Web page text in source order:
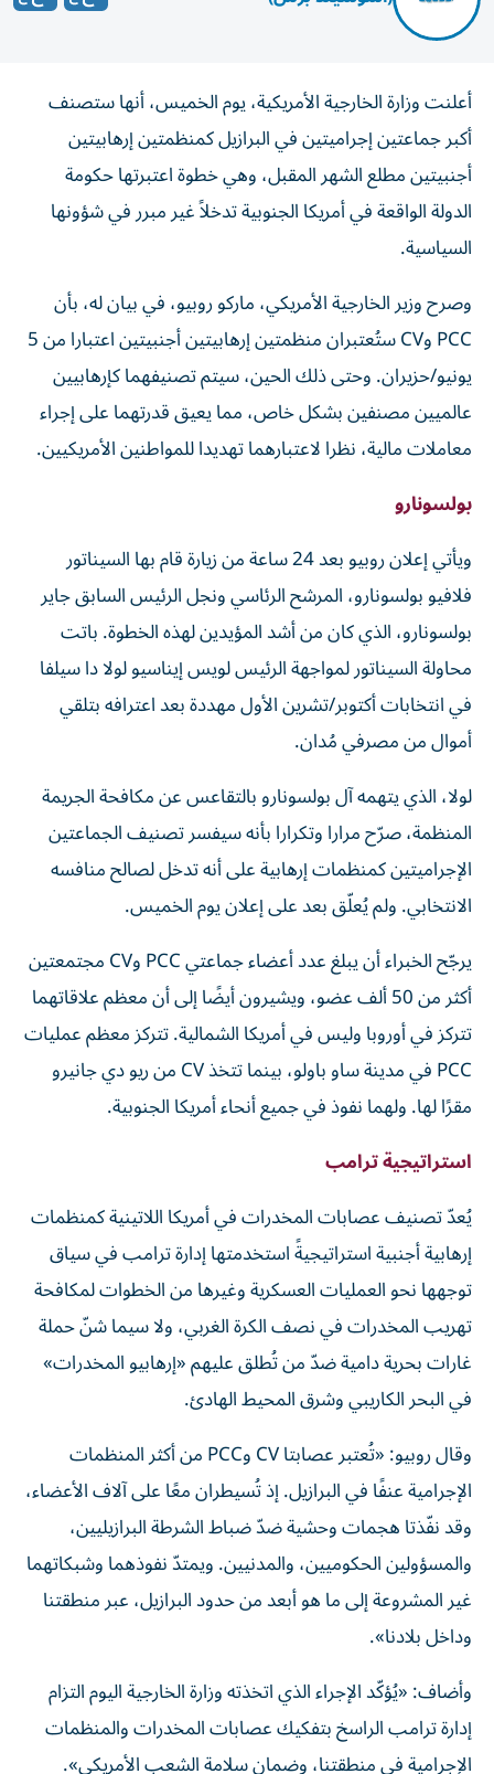
أعلنت وزارة الخارجية الأمريكية، يوم الخميس، أنها ستصنف
أكبر جماعتين إجراميتين في البرازيل كمنظمتين إرهابيتين
أجنبيتين مطلع الشهر المقبل، وهي خطوة اعتبرتها حكومة
الدولة الواقعة في أمريكا الجنوبية تدخلاً غير مبرر في شؤونها
السياسية.
وصرح وزير الخارجية الأمريكي، ماركو روبيو، في بيان له، بأن
PCC وCV ستُعتبران منظمتين إرهابيتين أجنبيتين اعتبارا من 5
يونيو/حزيران. وحتى ذلك الحين، سيتم تصنيفهما كإرهابيين
عالميين مصنفين بشكل خاص، مما يعيق قدرتهما على إجراء
معاملات مالية، نظرا لاعتبارهما تهديدا للمواطنين الأمريكيين.
بولسونارو
ويأتي إعلان روبيو بعد 24 ساعة من زيارة قام بها السيناتور
فلافيو بولسونارو، المرشح الرئاسي ونجل الرئيس السابق جاير
بولسونارو، الذي كان من أشد المؤيدين لهذه الخطوة. باتت
محاولة السيناتور لمواجهة الرئيس لويس إيناسيو لولا دا سيلفا
في انتخابات أكتوبر/تشرين الأول مهددة بعد اعترافه بتلقي
أموال من مصرفي مُدان.
لولا، الذي يتهمه آل بولسونارو بالتقاعس عن مكافحة الجريمة
المنظمة، صرّح مرارا وتكرارا بأنه سيفسر تصنيف الجماعتين
الإجراميتين كمنظمات إرهابية على أنه تدخل لصالح منافسه
الانتخابي. ولم يُعلّق بعد على إعلان يوم الخميس.
يرجّح الخبراء أن يبلغ عدد أعضاء جماعتي PCC وCV مجتمعتين
أكثر من 50 ألف عضو، ويشيرون أيضًا إلى أن معظم علاقاتهما
تتركز في أوروبا وليس في أمريكا الشمالية. تتركز معظم عمليات
PCC في مدينة ساو باولو، بينما تتخذ CV من ريو دي جانيرو
مقرًا لها. ولهما نفوذ في جميع أنحاء أمريكا الجنوبية.
استراتيجية ترامب
يُعدّ تصنيف عصابات المخدرات في أمريكا اللاتينية كمنظمات
إرهابية أجنبية استراتيجيةً استخدمتها إدارة ترامب في سياق
توجهها نحو العمليات العسكرية وغيرها من الخطوات لمكافحة
تهريب المخدرات في نصف الكرة الغربي، ولا سيما شنّ حملة
غارات بحرية دامية ضدّ من تُطلق عليهم «إرهابيو المخدرات»
في البحر الكاريبي وشرق المحيط الهادئ.
وقال روبيو: «تُعتبر عصابتا CV وPCC من أكثر المنظمات
الإجرامية عنفًا في البرازيل. إذ تُسيطران معًا على آلاف الأعضاء،
وقد نفّذتا هجمات وحشية ضدّ ضباط الشرطة البرازيليين،
والمسؤولين الحكوميين، والمدنيين. ويمتدّ نفوذهما وشبكاتهما
غير المشروعة إلى ما هو أبعد من حدود البرازيل، عبر منطقتنا
وداخل بلادنا».
وأضاف: «يُؤكّد الإجراء الذي اتخذته وزارة الخارجية اليوم التزام
إدارة ترامب الراسخ بتفكيك عصابات المخدرات والمنظمات
الإجرامية في منطقتنا، وضمان سلامة الشعب الأمريكي».